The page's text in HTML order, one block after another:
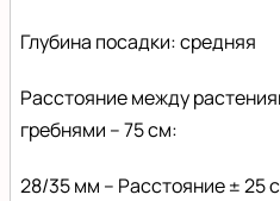
Глубина посадки: средняя
Расстояние между
гребнями – 75 см:
28/35 мм – Расстояние ± 25